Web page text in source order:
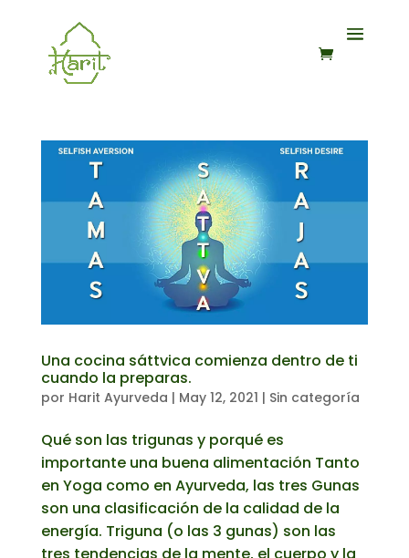
Una cocina sáttvica comienza dentro de ti
cuando la preparas.
por Harit Ayurveda | May 12, 2021 | Sin categoría
Qué son las trigunas y porqué es
importante una buena alimentación Tanto
en Yoga como en Ayurveda, las tres Gunas
son una clasificación de la calidad de la
energía. Triguna (o las 3 gunas) son las
tres tendencias de la mente, el cuerpo y la